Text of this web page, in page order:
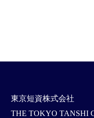
東京短資株式会社
THE TOKYO TANSHI